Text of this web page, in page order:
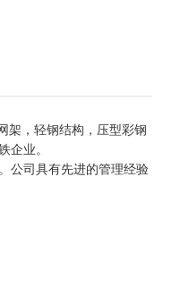
架，轻钢结构，压型彩钢
企业。
公司具有先进的管理经验